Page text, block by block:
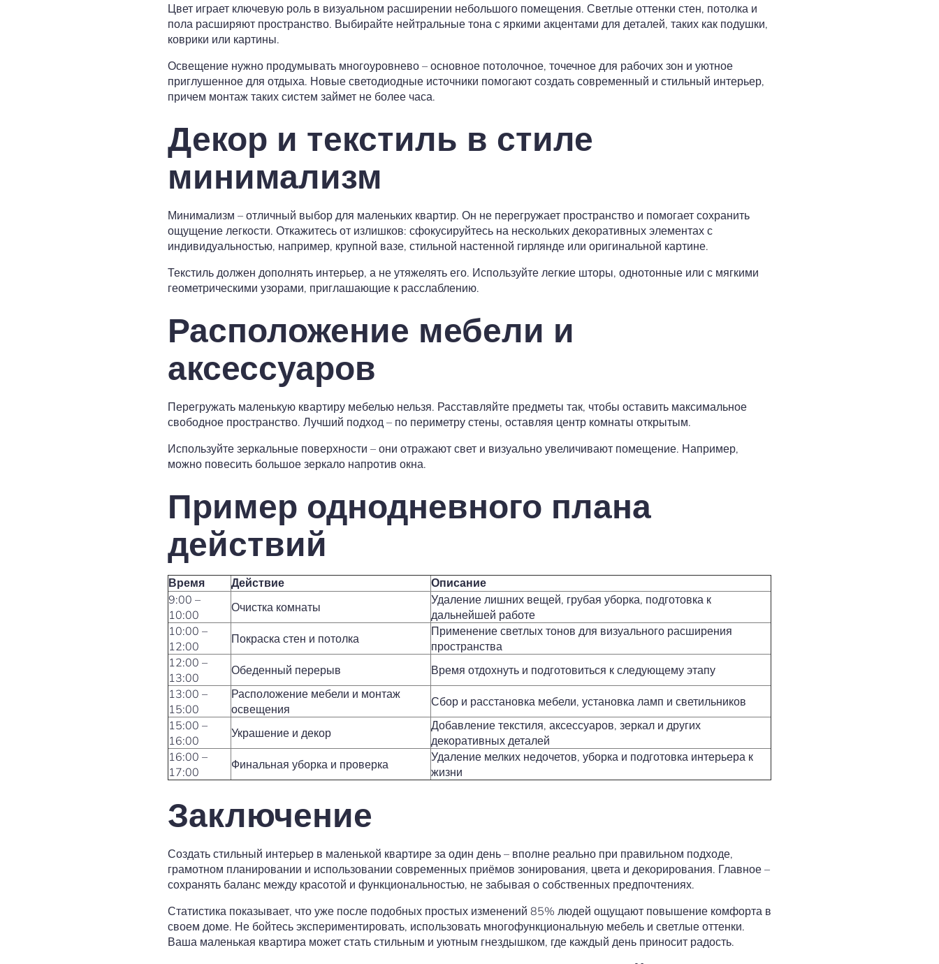
Цвет играет ключевую роль в визуальном расширении небольшого помещения. Светлые оттенки стен, потолка и
пола расширяют пространство. Выбирайте нейтральные тона с яркими акцентами для деталей, таких как подушки,
коврики или картины.
Освещение нужно продумывать многоуровнево – основное потолочное, точечное для рабочих зон и уютное
приглушенное для отдыха. Новые светодиодные источники помогают создать современный и стильный интерьер,
причем монтаж таких систем займет не более часа.
Декор и текстиль в стиле
минимализм
Минимализм – отличный выбор для маленьких квартир. Он не перегружает пространство и помогает сохранить
ощущение легкости. Откажитесь от излишков: сфокусируйтесь на нескольких декоративных элементах с
индивидуальностью, например, крупной вазе, стильной настенной гирлянде или оригинальной картине.
Текстиль должен дополнять интерьер, а не утяжелять его. Используйте легкие шторы, однотонные или с мягкими
геометрическими узорами, приглашающие к расслаблению.
Расположение мебели и
аксессуаров
Перегружать маленькую квартиру мебелью нельзя. Расставляйте предметы так, чтобы оставить максимальное
свободное пространство. Лучший подход – по периметру стены, оставляя центр комнаты открытым.
Используйте зеркальные поверхности – они отражают свет и визуально увеличивают помещение. Например,
можно повесить большое зеркало напротив окна.
Пример однодневного плана
действий
Время Действие Описание
9:00 –
10:00
Очистка комнаты
Удаление лишних вещей, грубая уборка, подготовка к
дальнейшей работе
10:00 –
12:00
Покраска стен и потолка
Применение светлых тонов для визуального расширения
пространства
12:00 –
13:00
Обеденный перерыв
Время отдохнуть и подготовиться к следующему этапу
13:00 –
15:00
Расположение мебели и монтаж
освещения
Сбор и расстановка мебели, установка ламп и светильников
15:00 –
16:00
Украшение и декор
Добавление текстиля, аксессуаров, зеркал и других
декоративных деталей
16:00 –
17:00
Финальная уборка и проверка
Удаление мелких недочетов, уборка и подготовка интерьера к
жизни
Заключение
Создать стильный интерьер в маленькой квартире за один день – вполне реально при правильном подходе,
грамотном планировании и использовании современных приёмов зонирования, цвета и декорирования. Главное –
сохранять баланс между красотой и функциональностью, не забывая о собственных предпочтениях.
Статистика показывает, что уже после подобных простых изменений 85% людей ощущают повышение комфорта в
своем доме. Не бойтесь экспериментировать, использовать многофункциональную мебель и светлые оттенки.
Ваша маленькая квартира может стать стильным и уютным гнездышком, где каждый день приносит радость.